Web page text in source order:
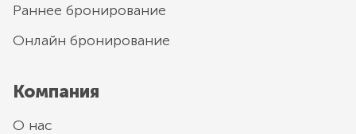
Раннее бронирование
Онлайн бронирование
Компания
О нас